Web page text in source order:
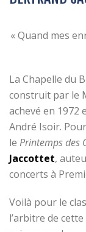
« Quand mes
La Chapelle du
construit par le
achevé en
André Isoir.
le Printemps des
Jaccottet,
concerts à
Voilà pour le
l’arbitre de